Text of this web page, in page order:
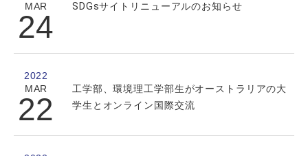
MAR
24
SDGsサイトリニューアルのお知らせ
2022
MAR
22
工学部、環境理工学部生がオーストラリアの大
学生とオンライン国際交流